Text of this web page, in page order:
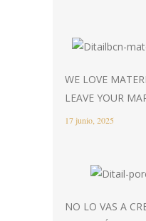
WE LOVE
LEAVE YOUR
17 junio, 2025
NO LO VAS A